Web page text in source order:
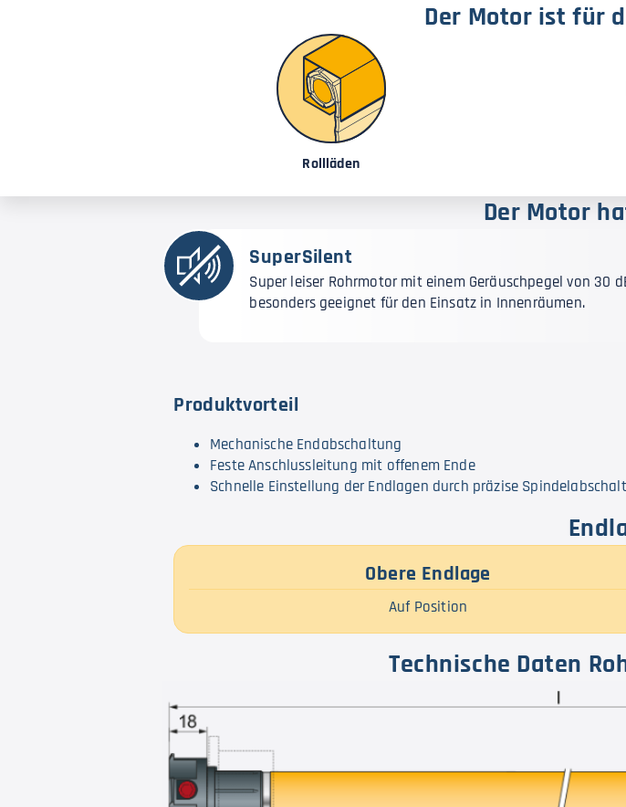
Der Motor ist für
Rollläden
Der Motor
SuperSilent
Super leiser Rohrmotor mit einem Geräuschpegel von 30
besonders geeignet für den Einsatz in Innenräumen.
Produktvorteil
Mechanische Endabschaltung
Feste Anschlussleitung mit offenem Ende
Schnelle Einstellung der Endlagen durch präzise
Obere Endlage
Auf Position
Technische Daten